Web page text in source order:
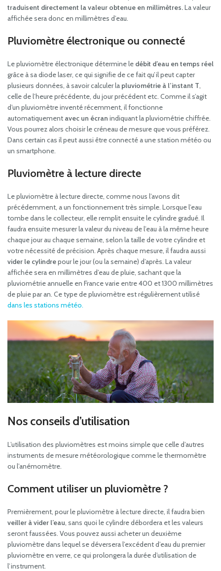
traduisent directement la valeur obtenue en millimètres.La valeur
affichée sera donc en millimètres d’eau.
Pluviomètre électronique ou connecté
Le pluviomètre électronique détermine le débit d’eau en temps réel
grâce à sa diode laser, ce qui signifie de ce fait qu’il peut capter
plusieurs données, à savoir calculer la pluviométrie à l’instant T,
celle de l’heure précédente, du jour précédent etc. Comme il s’agit
d’un pluviomètre inventé récemment, il fonctionne
automatiquement avec un écran indiquant la pluviométrie chiffrée.
Vous pourrez alors choisir le créneau de mesure que vous préférez.
Dans certain cas il peut aussi être connecté a une station météo ou
un smartphone.
Pluviomètre à lecture directe
Le pluviomètre à lecture directe, comme nous l’avons dit
précédemment, a un fonctionnement très simple. Lorsque l’eau
tombe dans le collecteur, elle remplit ensuite le cylindre gradué. Il
faudra ensuite mesurer la valeur du niveau de l’eau à la même heure
chaque jour au chaque semaine, selon la taille de votre cylindre et
votre nécessité de précision. Après chaque mesure, il faudra aussi
vider le cylindrepour le jour (ou la semaine) d’après. La valeur
affichée sera en millimètres d’eau de pluie, sachant que la
pluviométrie annuelle en France varie entre 400 et 1300 millimètres
de pluie par an. Ce type de pluviomètre est régulièrement utilisé
dans les stations météo.
Nos conseils d’utilisation
L’utilisation des pluviomètres est moins simple que celle d’autres
instruments de mesure météorologique comme le thermomètre
ou l’anémomètre.
Comment utiliser un pluviomètre ?
Premièrement, pour le pluviomètre à lecture directe, il faudra bien
veiller à vider l’eau, sans quoi le cylindre débordera et les valeurs
seront faussées. Vous pouvez aussi acheter un deuxième
pluviomètre dans lequel se déversera l’excédent d’eau du premier
pluviomètre en verre, ce qui prolongera la durée d’utilisation de
l’instrument.